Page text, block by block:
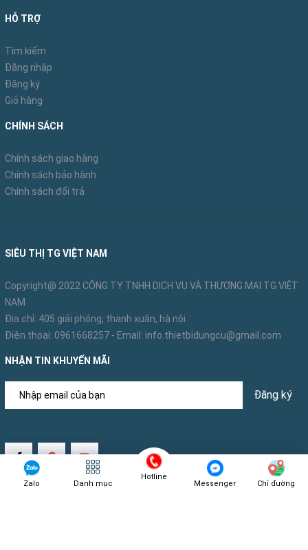
HỖ TRỢ
Tìm kiếm
Đăng nhập
Đăng ký
Giỏ hàng
CHÍNH SÁCH
Chính sách giao hàng
Chính sách bảo hành
Chính sách đổi trả
SIÊU THỊ TG VIỆT NAM
Copyright@ 2022 CÔNG TY TNHH DỊCH VỤ VÀ THƯƠNG MẠI TG VIỆT
NAM
Địa chỉ: 405 giải phóng, thanh xuân, hà nội
Điện thoại: 0961668257 - Email: info.thietbidungcu@gmail.com
NHẬN TIN KHUYẾN MÃI
Đăng ký
Zalo Danh mục
Hotline
Messenger Chỉ đường